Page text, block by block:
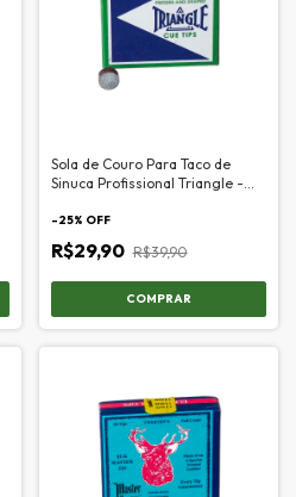
Sola de Couro Para Taco de
Sinuca Profissional Triangle -
-25% OFF
R$29,90 R$39,90